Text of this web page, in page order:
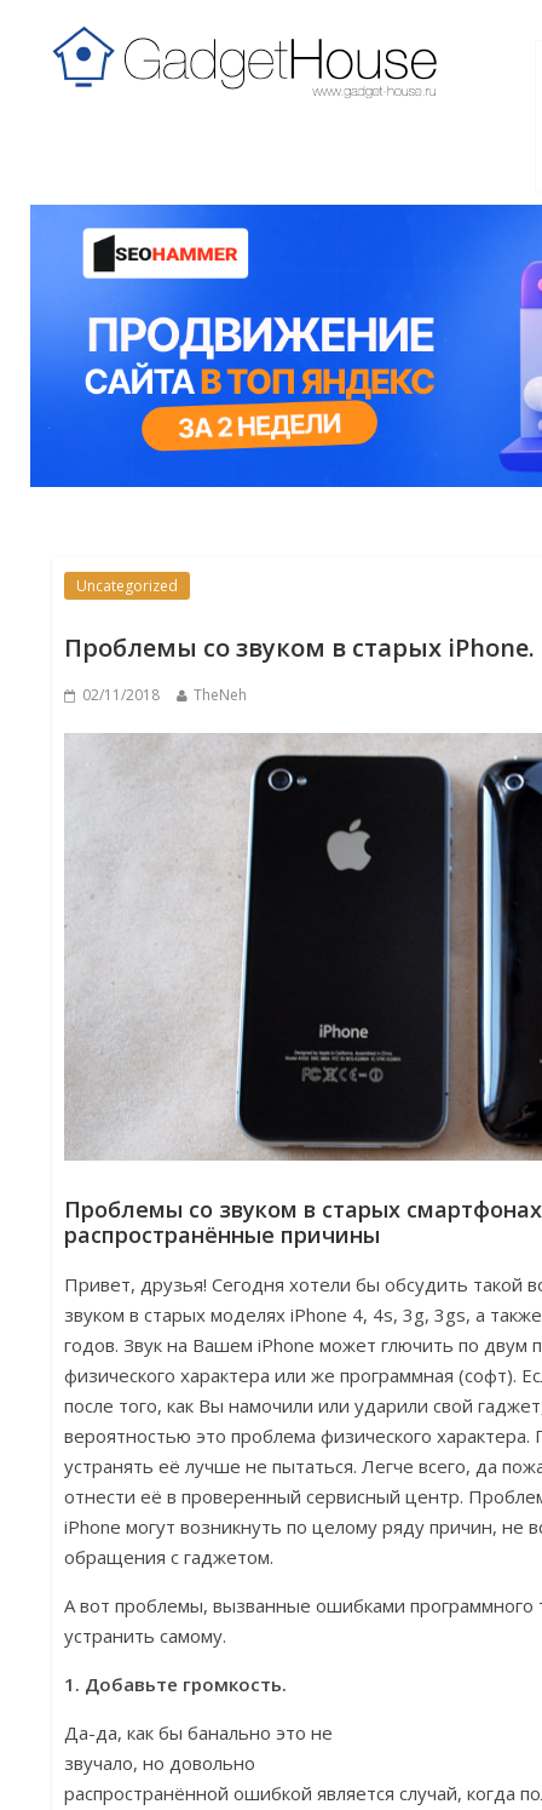
Uncategorized
Проблемы со звуком в старых iPhone.
02/11/2018 TheNeh
Проблемы со звуком в старых
распространённые причины
Привет, друзья! Сегодня хотели бы обсудить такой
звуком в старых моделях iPhone 4, 4s, 3g, 3gs, а
годов. Звук на Вашем iPhone может глючить по двум
физического характера или же программная (софт).
после того, как Вы намочили или ударили свой
вероятностью это проблема физического
устранять её лучше не пытаться. Легче всего, да
отнести её в проверенный сервисный центр.
iPhone могут возникнуть по целому ряду причин, не
обращения с гаджетом.
А вот проблемы, вызванные ошибками программного
устранить самому.
1. Добавьте громкость.
Да-да, как бы банально это не
звучало, но довольно
распространённой ошибкой является случай, когда